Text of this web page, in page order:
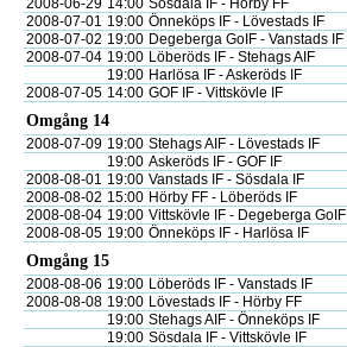
2008-06-29 14:00 Sösdala IF - Hörby FF
2008-07-01 19:00 Önneköps IF - Lövestads IF
2008-07-02 19:00 Degeberga GoIF - Vanstads IF
2008-07-04 19:00 Löberöds IF - Stehags AIF
19:00 Harlösa IF - Askeröds IF
2008-07-05 14:00 GOF IF - Vittskövle IF
Omgång 14
2008-07-09 19:00 Stehags AIF - Lövestads IF
19:00 Askeröds IF - GOF IF
2008-08-01 19:00 Vanstads IF - Sösdala IF
2008-08-02 15:00 Hörby FF - Löberöds IF
2008-08-04 19:00 Vittskövle IF - Degeberga GoIF
2008-08-05 19:00 Önneköps IF - Harlösa IF
Omgång 15
2008-08-06 19:00 Löberöds IF - Vanstads IF
2008-08-08 19:00 Lövestads IF - Hörby FF
19:00 Stehags AIF - Önneköps IF
19:00 Sösdala IF - Vittskövle IF